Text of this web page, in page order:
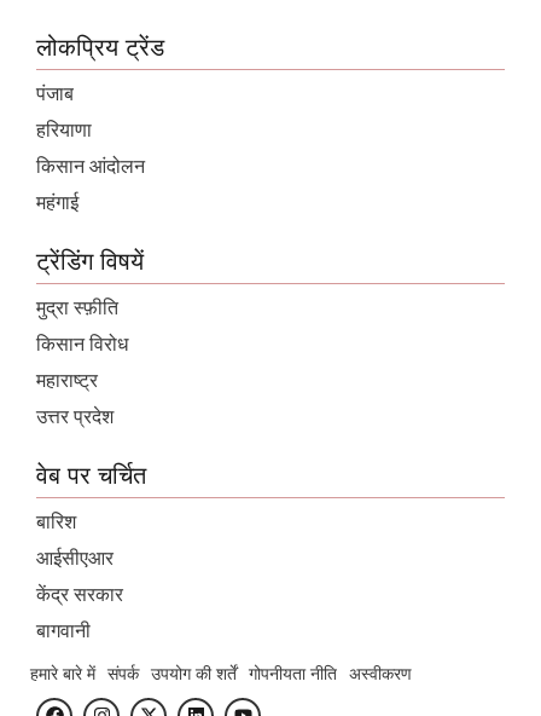
पंजाब
हरियाणा
किसान आंदोलन
महंगाई
मुद्रा स्फ़ीति
किसान विरोध
महाराष्ट्र
उत्तर प्रदेश
बारिश
आईसीएआर
केंद्र सरकार
बागवानी